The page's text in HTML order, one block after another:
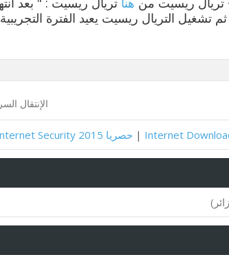
ثم تشغيل التريال ريسيت يعيد الفترة
الإنتقال
| حصريا Kaspersky Internet Security 2015 مع التفعيل لمدة سنة كاملة